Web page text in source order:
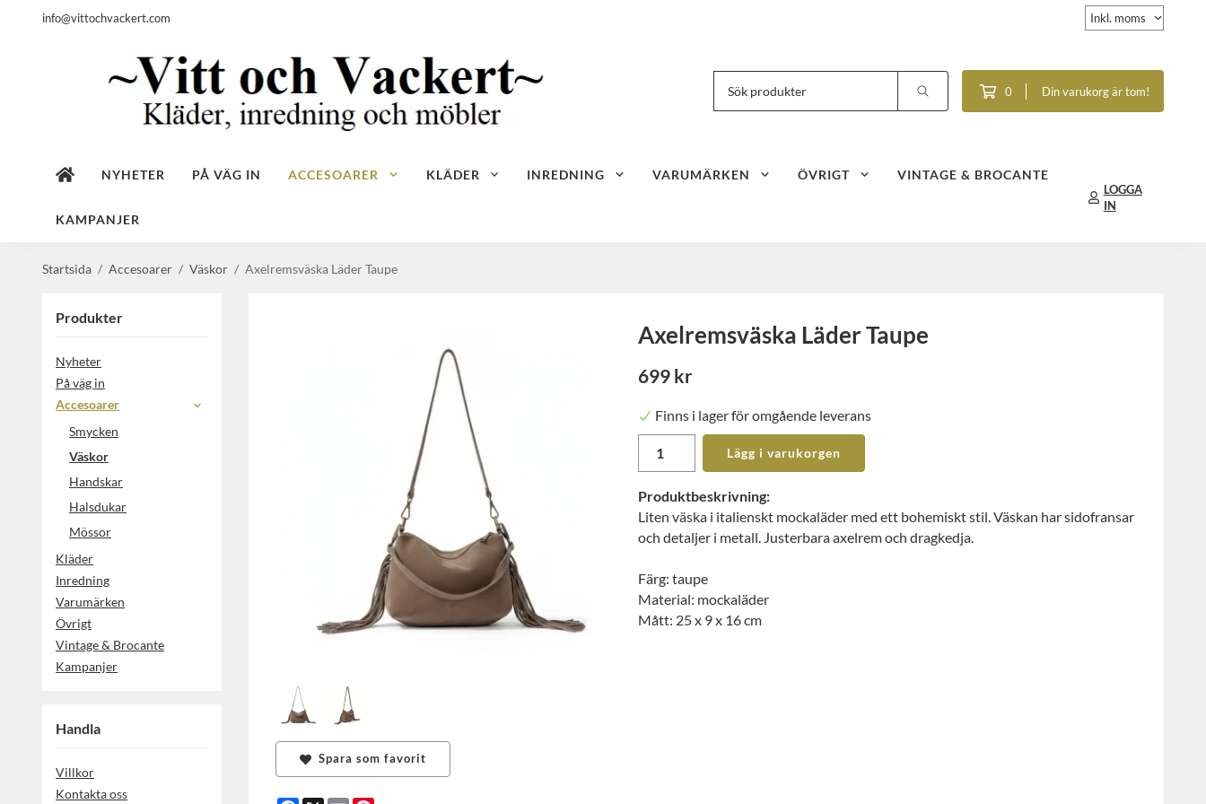
info@vittochvackert.com
0 Din varukorg är tom!
NYHETER PÅ VÄG IN ACCESOARER KLÄDER INREDNING VARUMÄRKEN ÖVRIGT VINTAGE & BROCANTE
KAMPANJER
LOGGA
IN
Startsida / Accesoarer / Väskor / Axelremsväska Läder Taupe
Produkter
Nyheter
På väg in
Accesoarer
Smycken
Väskor
Handskar
Halsdukar
Mössor
Kläder
Inredning
Varumärken
Övrigt
Vintage & Brocante
Kampanjer
Handla
Villkor
Kontakta oss
Axelremsväska Läder Taupe
699 kr
Finns i lager för omgående leverans
Lägg i varukorgen
Produktbeskrivning:
Liten väska i italienskt mockaläder med ett bohemiskt stil. Väskan har sidofransar
och detaljer i metall. Justerbara axelrem och dragkedja.
Färg: taupe
Material: mockaläder
Mått: 25 x 9 x 16 cm
Spara som favorit